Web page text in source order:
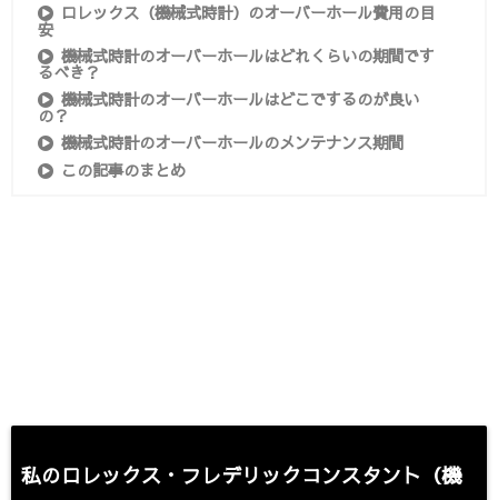
ロレックス（機械式時計）のオーバーホール費用の目
安
機械式時計のオーバーホールはどれくらいの期間です
るべき？
機械式時計のオーバーホールはどこでするのが良い
の？
機械式時計のオーバーホールのメンテナンス期間
この記事のまとめ
私のロレックス・フレデリックコンスタント（機